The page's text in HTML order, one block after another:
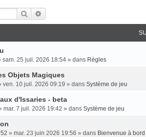
Rechercher
sam. 25 juil. 2026 18:54 » dans Règles
Objets Magiques
ven. 10 juil. 2026 09:19 » dans Système de jeu
d'Issaries - beta
mar. 7 juil. 2026 19:42 » dans Système de jeu
» mar. 23 juin 2026 19:56 » dans Bienvenue à bord